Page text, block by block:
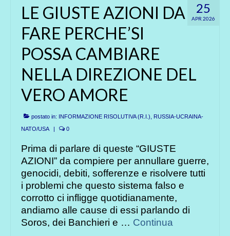
25
APR 2026
LE GIUSTE AZIONI DA
FARE PERCHE’SI
POSSA CAMBIARE
NELLA DIREZIONE DEL
VERO AMORE
postato in: INFORMAZIONE RISOLUTIVA (R.I.)
RUSSIA-UCRAINA-
NATO/USA
| 0
Prima di parlare di queste “GIUSTE
AZIONI” da compiere per annullare guerre,
genocidi, debiti, sofferenze e risolvere tutti
i problemi che questo sistema falso e
corrotto ci infligge quotidianamente,
andiamo alle cause di essi parlando di
Soros, dei Banchieri e … Continua